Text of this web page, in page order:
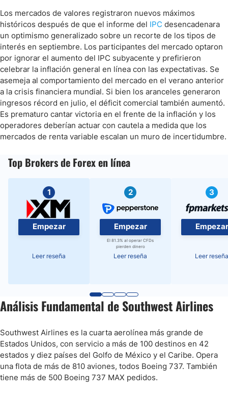
Los mercados de valores registraron nuevos máximos
históricos después de que el informe del IPC desencadenara
un optimismo generalizado sobre un recorte de los tipos de
interés en septiembre. Los participantes del mercado optaron
por ignorar el aumento del IPC subyacente y prefirieron
celebrar la inflación general en línea con las expectativas. Se
asemeja al comportamiento del mercado en el verano anterior
a la crisis financiera mundial. Si bien los aranceles generaron
ingresos récord en julio, el déficit comercial también aumentó.
Es prematuro cantar victoria en el frente de la inflación y los
operadores deberían actuar con cautela a medida que los
mercados de renta variable escalan un muro de incertidumbre.
Top Brokers de Forex en línea
1
Empezar
Leer reseña
2
Empezar
El 81.3% al operar CFDs
pierden dinero
Leer reseña
3
Empezar
Leer reseña
Análisis Fundamental de Southwest Airlines
Southwest Airlines es la cuarta aerolínea más grande de
Estados Unidos, con servicio a más de 100 destinos en 42
estados y diez países del Golfo de México y el Caribe. Opera
una flota de más de 810 aviones, todos Boeing 737. También
tiene más de 500 Boeing 737 MAX pedidos.